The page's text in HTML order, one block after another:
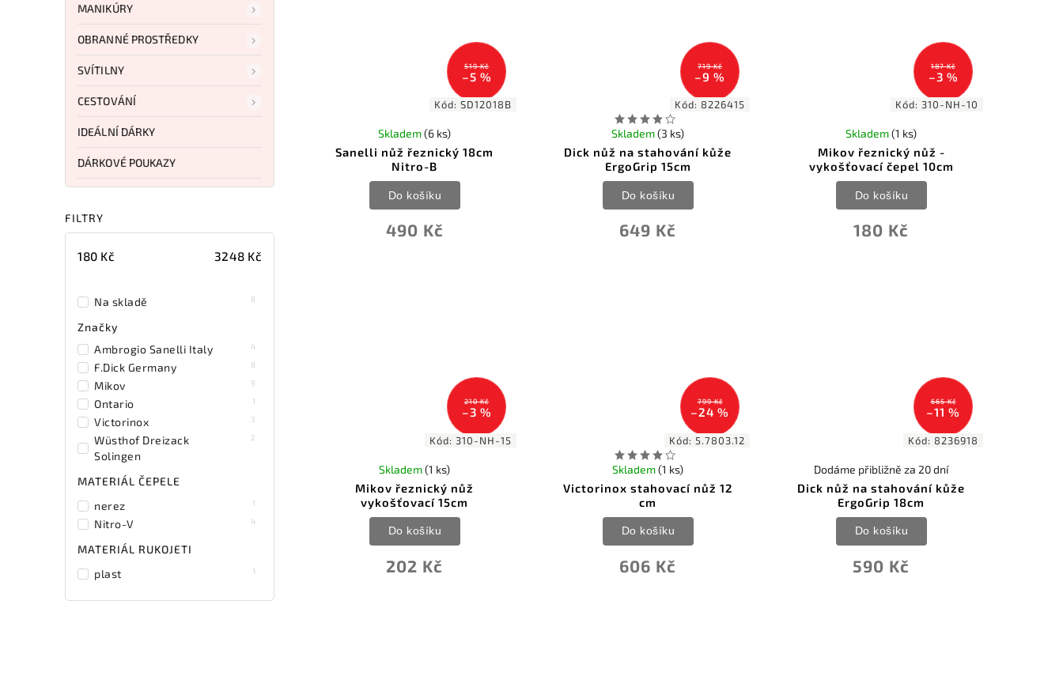
MANIKÚRY
OBRANNÉ PROSTŘEDKY
SVÍTILNY
CESTOVÁNÍ
IDEÁLNÍ DÁRKY
DÁRKOVÉ POUKAZY
FILTRY
180 Kč 3248 Kč
Na skladě 8
Značky
Ambrogio Sanelli Italy
4
F.Dick Germany 8
Mikov 9
Ontario 1
Victorinox 3
Wüsthof Dreizack
Solingen
2
MATERIÁL ČEPELE
nerez
1
Nitro-V 4
MATERIÁL RUKOJETI
plast
1
519 Kč
–5 %
Kód:SD12018B
Sanelli nůž řeznický 18cm
Nitro-B
Skladem(6 ks)
490 Kč
Do košíku
719 Kč
–9 %
Kód: 8226415
Dick nůž na stahování kůže
ErgoGrip 15cm
Skladem(3 ks)
649 Kč
Do košíku
187 Kč
–3 %
Kód:310-NH-10
Mikov řeznický nůž -
vykošťovací čepel 10cm
Skladem(1 ks)
180 Kč
Do košíku
210 Kč
–3 %
Kód: 310-NH-15
Mikov řeznický nůž
vykošťovací 15cm
Skladem(1 ks)
202 Kč
Do košíku
799 Kč
–24 %
Kód: 5.7803.12
Victorinox stahovací nůž 12
cm
Skladem(1 ks)
606 Kč
Do košíku
665 Kč
–11 %
Kód: 8236918
Dick nůž na stahování kůže
ErgoGrip 18cm
Dodáme přibližně za 20 dní
590 Kč
Do košíku